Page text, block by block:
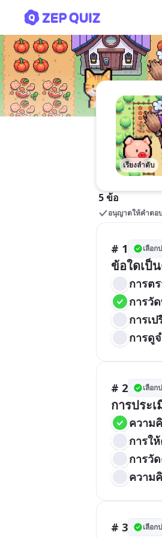
เรียงลำดับ
5 ข้อ
อนุญาตให้คำตอ
# 1 เลือก
ข้อใดเป็
การต
การวั
การเ
การดู
# 2 เลือก
การประ
ความ
การใ
การวั
ความ
# 3 เลือก